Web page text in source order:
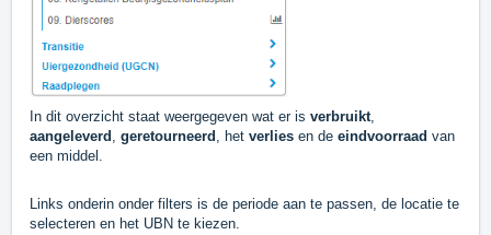
In dit overzicht staat weergegeven wat er is verbruikt
aangeleverd
geretourneerd , het verlies en de eindvoorraad van
een middel.
Links onderin onder filters is de periode aan te passen, de locatie te
selecteren en het UBN te kiezen.